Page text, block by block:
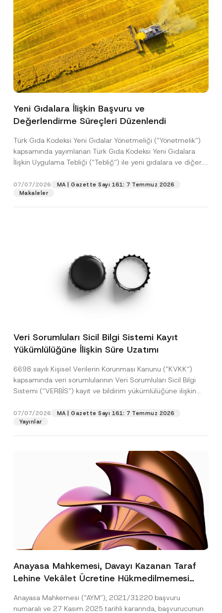
Yeni Gıdalara İlişkin Başvuru ve
Değerlendirme Süreçleri Düzenlendi
Türk Gıda Kodeksi Yeni Gıdalar Yönetmeliği (“Yönetmelik”)
kapsamında yayımlanan Türk Gıda Kodeksi Yeni Gıdalara
İlişkin Uygulama Tebliği (“Tebliğ”) ile yeni gıdalara ve diğer...
07/07/2026
MA | Gazette Sayı 161: 7 Temmuz 2026
Makaleler
Veri Sorumluları Sicil Bilgi Sistemi Kayıt
Yükümlülüğüne İlişkin Süre Uzatımı
6698 sayılı Kişisel Verilerin Korunması Kanunu (“KVKK”)
kapsamında veri sorumlularının Veri Sorumluları Sicil Bilgi
Sistemi (“VERBİS”) kayıt ve bildirim yükümlülüğüne ilişkin
07/07/2026
MA | Gazette Sayı 161: 7 Temmuz 2026
Yayınlar
Anayasa Mahkemesi, Davayı Kazanan Taraf
Lehine Vekâlet Ücretine Hükmedilmemesi
Edildiğine Karar Verdi
Anayasa Mahkemesi (“AYM”), 2021/31220 başvuru
numaralı ve 27 Kasım 2025 tarihli kararında, başvurucunun